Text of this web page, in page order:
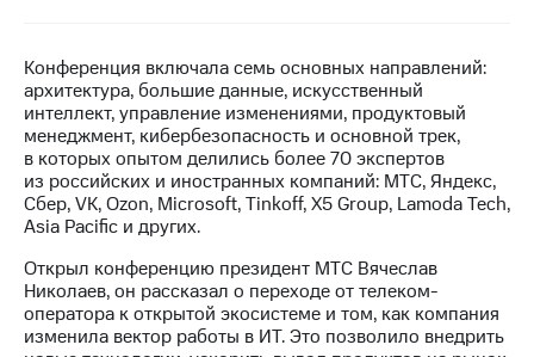
Контакты
Новости
в
регионе
и акционерам
Корпоративное
управление
Корпоративный
секретарь
Конференция включала семь основных направлений:
архитектура, большие данные, искусственный
интеллект, управление изменениями, продуктовый
менеджмент, кибербезопасность и основной трек,
в которых опытом делились более 70 экспертов
из российских и иностранных компаний: МТС, Яндекс,
Сбер, VK, Ozon, Microsoft, Tinkoff, X5 Group, Lamoda Tech,
Asia Pacific и других.
Открыл конференцию президент МТС Вячеслав
Николаев, он рассказал о переходе от телеком-
оператора к открытой экосистеме и том, как компания
изменила вектор работы в ИТ. Это позволило внедрить